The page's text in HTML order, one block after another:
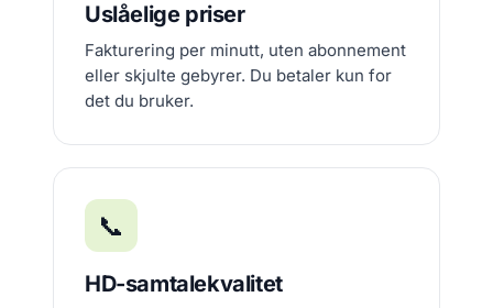
Uslåelige priser
Fakturering per minutt, uten abonnement
eller skjulte gebyrer. Du betaler kun for
det du bruker.
📞
HD-samtalekvalitet